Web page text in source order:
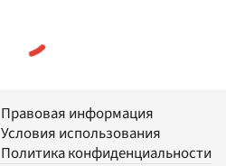
Правовая информация
Условия использования
Политика конфиденциальности